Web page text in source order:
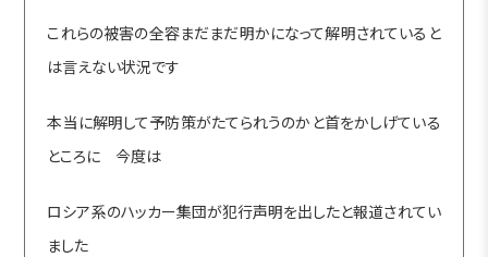
これらの被害の全容まだまだ明かになって解明されていると
は言えない状況です
本当に解明して予防策がたてられうのかと首をかしげている
ところに 今度は
ロシア系のハッカー集団が犯行声明を出したと報道されてい
ました